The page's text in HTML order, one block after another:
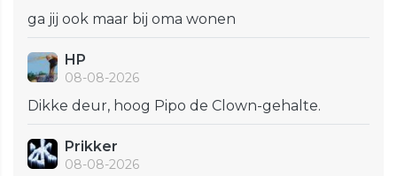
ga jij ook maar bij oma wonen
HP
08-08-2026
Dikke deur, hoog Pipo de Clown-gehalte.
Prikker
08-08-2026